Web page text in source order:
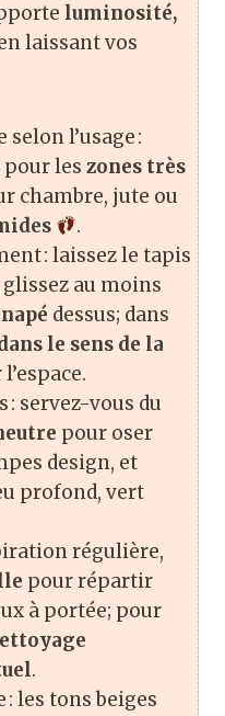
luminosité,
laissant vos
l’usage :
les zones très
chambre, jute ou
.
: laissez le tapis
glissez au moins
dessus; dans
le sens de la
: servez-vous du
pour oser
design, et
profond, vert
régulière,
pour répartir
à portée; pour
.
les tons beiges